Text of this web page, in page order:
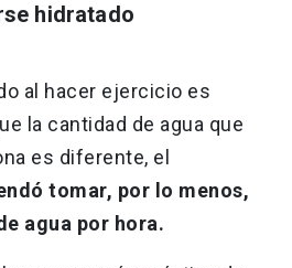
hidratado
al hacer ejercicio es
la cantidad de agua que
es diferente, el
tomar, por lo menos,
agua por hora.